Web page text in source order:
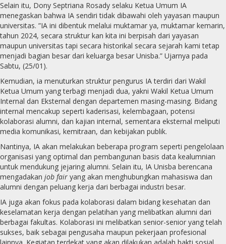
Selain itu, Dony Septriana Rosady selaku Ketua Umum IA
menegaskan bahwa IA sendiri tidak dibawahi oleh yayasan maupun
universitas. ”IA ini dibentuk melalui muktamar ya, muktamar kemarin,
tahun 2024, secara struktur kan kita ini berpisah dari yayasan
maupun universitas tapi secara historikal secara sejarah kami tetap
menjadi bagian besar dari keluarga besar Unisba.” Ujarnya pada
Sabtu, (25/01).
Kemudian, ia menuturkan struktur pengurus IA terdiri dari Wakil
Ketua Umum yang terbagi menjadi dua, yakni Wakil Ketua Umum
Internal dan Eksternal dengan departemen masing-masing. Bidang
internal mencakup seperti kaderisasi, kelembagaan, potensi
kolaborasi alumni, dan kajian internal, sementara eksternal meliputi
media komunikasi, kemitraan, dan kebijakan publik.
Nantinya, IA akan melakukan beberapa program seperti pengelolaan
organisasi yang optimal dan pembangunan basis data kealumnian
untuk mendukung jejaring alumni. Selain itu, IA Unisba berencana
mengadakan job fair yang akan menghubungkan mahasiswa dan
alumni dengan peluang kerja dari berbagai industri besar.
IA juga akan fokus pada kolaborasi dalam bidang kesehatan dan
keselamatan kerja dengan pelatihan yang melibatkan alumni dari
berbagai fakultas. Kolaborasi ini melibatkan senior-senior yang telah
sukses, baik sebagai pengusaha maupun pekerjaan profesional